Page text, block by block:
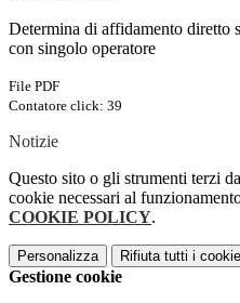
Determina di affidamento diretto
con singolo operatore
File PDF
Contatore click: 39
Notizie
Questo sito o gli strumenti terzi
cookie necessari al
COOKIE POLICY.
Personalizza Rifiuta tutti i
Gestione cookie